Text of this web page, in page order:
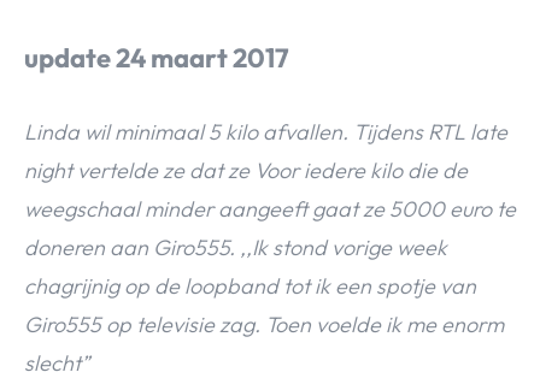
update 24 maart 2017
Linda wil minimaal 5 kilo afvallen. Tijdens RTL late
night vertelde ze dat ze Voor iedere kilo die de
weegschaal minder aangeeft gaat ze 5000 euro te
doneren aan Giro555. ,,Ik stond vorige week
chagrijnig op de loopband tot ik een spotje van
Giro555 op televisie zag. Toen voelde ik me enorm
slecht”